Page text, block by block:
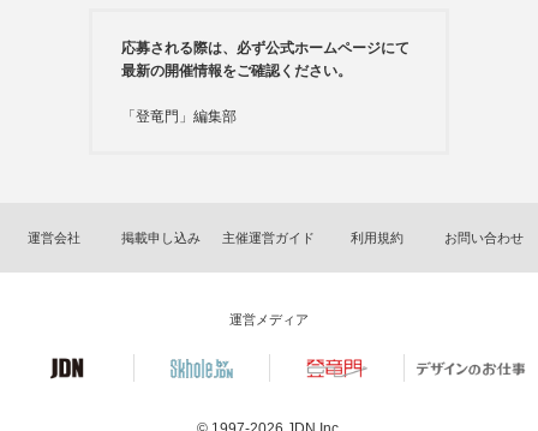
応募される際は、必ず公式ホームページにて
最新の開催情報をご確認ください。
「登竜門」編集部
運営会社 掲載申し込み 主催運営ガイド 利用規約 お問い合わせ
運営メディア